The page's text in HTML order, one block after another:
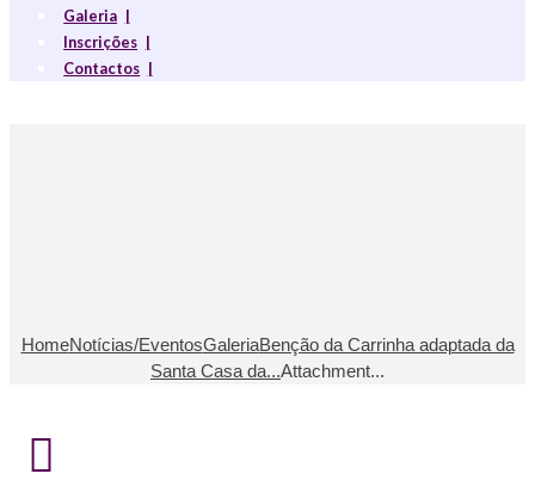
Galeria
Inscrições
Contactos
HomeNotícias/EventosGaleriaBenção da Carrinha adaptada da
Santa Casa da...Attachment...